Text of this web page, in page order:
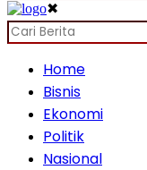
✖
Home
Bisnis
Ekonomi
Politik
Nasional